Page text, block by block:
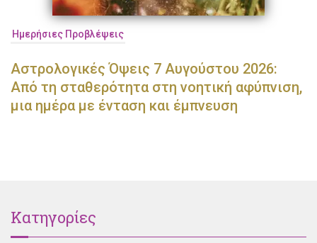
Ημερήσιες Προβλέψεις
Αστρολογικές Όψεις 7 Αυγούστου 2026:
Από τη σταθερότητα στη νοητική αφύπνιση,
μια ημέρα με ένταση και έμπνευση
Κατηγορίες